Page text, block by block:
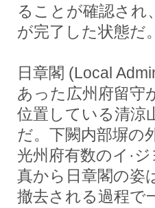
ることが確認され
が完了した状態だ
日章閣 (Local
あった広州府留守
位置している清涼
だ。下闕内部塀の
光州府有数のイ·
真から日章閣の姿
撤去される過程で